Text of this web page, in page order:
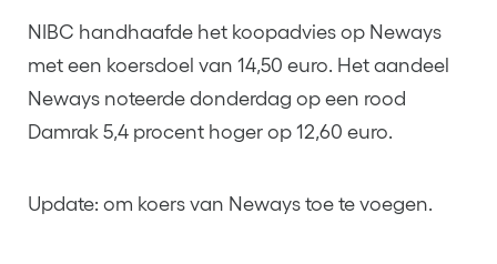
NIBC handhaafde het koopadvies op Neways
met een koersdoel van 14,50 euro. Het aandeel
Neways noteerde donderdag op een rood
Damrak 5,4 procent hoger op 12,60 euro.
Update: om koers van Neways toe te voegen.